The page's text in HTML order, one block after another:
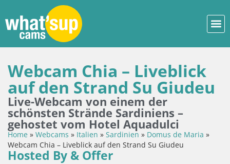
Webcam Chia – Liveblick
auf den Strand Su Giudeu
Live-Webcam von einem der
schönsten Strände Sardiniens –
gehostet vom Hotel Aquadulci
Home » Webcams » Italien » Sardinien » Domus de Maria »
Webcam Chia – Liveblick auf den Strand Su Giudeu
Hosted By & Offer